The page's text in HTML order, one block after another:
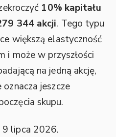
10% kapitału
344 akcji. Tego typu
większą elastyczność
i może w przyszłości
na jedną akcję,
jeszcze
skupu.
9 lipca 2026.